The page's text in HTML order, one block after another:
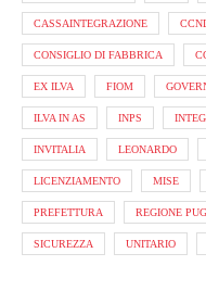
CASSAINTEGRAZIONE
CONSIGLIO DI FABBRICA
EX ILVA FIOM
ILVA IN AS INPS
INVITALIA LEONARDO
LICENZIAMENTO MISE
PREFETTURA REGIONE
SICUREZZA UNITARIO